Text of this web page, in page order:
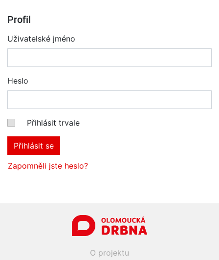
Profil
Uživatelské jméno
Heslo
Přihlásit trvale
Přihlásit se
Zapomněli jste heslo?
O projektu